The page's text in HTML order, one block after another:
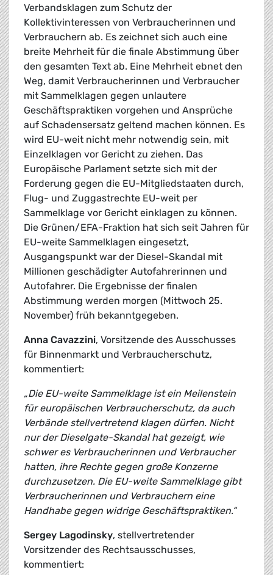
Verbandsklagen zum Schutz der
Kollektivinteressen von Verbraucherinnen und
Verbrauchern ab. Es zeichnet sich auch eine
breite Mehrheit für die finale Abstimmung über
den gesamten Text ab. Eine Mehrheit ebnet den
Weg, damit Verbraucherinnen und Verbraucher
mit Sammelklagen gegen unlautere
Geschäftspraktiken vorgehen und Ansprüche
auf Schadensersatz geltend machen können. Es
wird EU-weit nicht mehr notwendig sein, mit
Einzelklagen vor Gericht zu ziehen. Das
Europäische Parlament setzte sich mit der
Forderung gegen die EU-Mitgliedstaaten durch,
Flug- und Zuggastrechte EU-weit per
Sammelklage vor Gericht einklagen zu können.
Die Grünen/EFA-Fraktion hat sich seit Jahren für
EU-weite Sammelklagen eingesetzt,
Ausgangspunkt war der Diesel-Skandal mit
Millionen geschädigter Autofahrerinnen und
Autofahrer. Die Ergebnisse der finalen
Abstimmung werden morgen (Mittwoch 25.
November) früh bekanntgegeben.
Anna Cavazzini, Vorsitzende des Ausschusses
für Binnenmarkt und Verbraucherschutz,
kommentiert:
„Die EU-weite Sammelklage ist ein Meilenstein
für europäischen Verbraucherschutz, da auch
Verbände stellvertretend klagen dürfen. Nicht
nur der Dieselgate-Skandal hat gezeigt, wie
schwer es Verbraucherinnen und Verbraucher
hatten, ihre Rechte gegen große Konzerne
durchzusetzen. Die EU-weite Sammelklage gibt
Verbraucherinnen und Verbrauchern eine
Handhabe gegen widrige Geschäftspraktiken.“
Sergey Lagodinsky, stellvertretender
Vorsitzender des Rechtsausschusses,
kommentiert: